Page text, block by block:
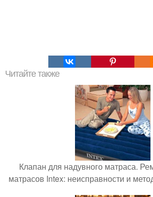
Читайте также
Клапан для надувного матраса.
матрасов Intex: неисправности и